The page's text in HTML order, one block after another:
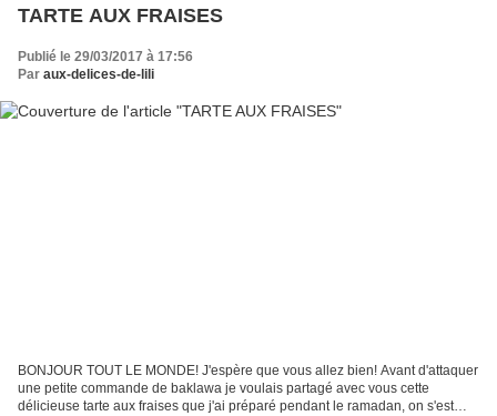
TARTE AUX FRAISES
Publié le 29/03/2017 à 17:56
Par aux-delices-de-lili
BONJOUR TOUT LE MONDE! J'espère que vous allez bien! Avant d'attaquer
une petite commande de baklawa je voulais partagé avec vous cette
délicieuse tarte aux fraises que j'ai préparé pendant le ramadan, on s'est